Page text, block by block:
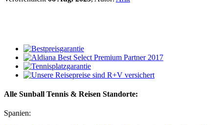
Alle Sunball Tennis & Reisen Standorte:
Spanien: